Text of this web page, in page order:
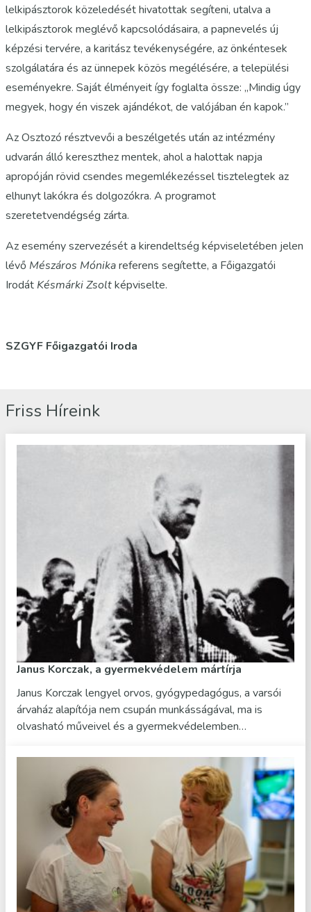
lelkipásztorok közeledését hivatottak segíteni, utalva a
lelkipásztorok meglévő kapcsolódásaira, a papnevelés új
képzési tervére, a karitász tevékenységére, az önkéntesek
szolgálatára és az ünnepek közös megélésére, a települési
eseményekre. Saját élményeit így foglalta össze: „Mindig úgy
megyek, hogy én viszek ajándékot, de valójában én kapok.”
Az Osztozó résztvevői a beszélgetés után az intézmény
udvarán álló kereszthez mentek, ahol a halottak napja
apropóján rövid csendes megemlékezéssel tisztelegtek az
elhunyt lakókra és dolgozókra. A programot
szeretetvendégség zárta.
Az esemény szervezését a kirendeltség képviseletében jelen
lévő Mészáros Mónikareferens segítette, a Főigazgatói
Irodát Késmárki Zsoltképviselte.
SZGYF Főigazgatói Iroda
Friss Híreink
Janus Korczak, a gyermekvédelem mártírja
Janus Korczak lengyel orvos, gyógypedagógus, a varsói
árvaház alapítója nem csupán munkásságával, ma is
olvasható műveivel és a gyermekvédelemben…